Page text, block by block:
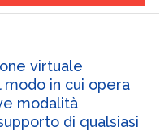
virtuale
in cui opera
modalità
di qualsiasi